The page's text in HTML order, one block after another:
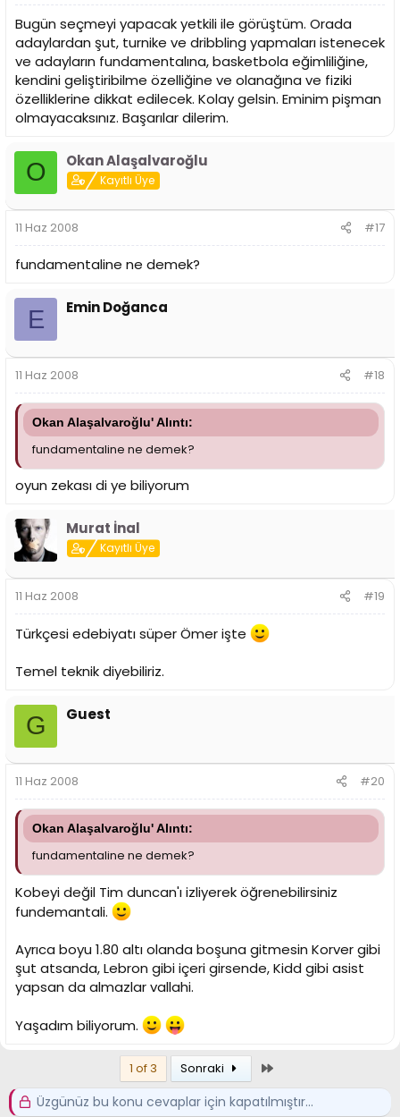
Bugün seçmeyi yapacak yetkili ile görüştüm. Orada
adaylardan şut, turnike ve dribbling yapmaları istenecek
ve adayların fundamentalına, basketbola eğimliliğine,
kendini geliştiribilme özelliğine ve olanağına ve fiziki
özelliklerine dikkat edilecek. Kolay gelsin. Eminim pişman
olmayacaksınız. Başarılar dilerim.
O Okan Alaşalvaroğlu
Kayıtlı Üye
11 Haz 2008 #17
fundamentaline ne demek?
E Emin Doğanca
11 Haz 2008 #18
Okan Alaşalvaroğlu' Alıntı:
fundamentaline ne demek?
oyun zekası di ye biliyorum
Murat İnal
Kayıtlı Üye
11 Haz 2008 #19
Türkçesi edebiyatı süper Ömer işte
Temel teknik diyebiliriz.
G Guest
11 Haz 2008 #20
Okan Alaşalvaroğlu' Alıntı:
fundamentaline ne demek?
Kobeyi değil Tim duncan'ı izliyerek öğrenebilirsiniz
fundemantali.
Ayrıca boyu 1.80 altı olanda boşuna gitmesin Korver gibi
şut atsanda, Lebron gibi içeri girsende, Kidd gibi asist
yapsan da almazlar vallahi.
Yaşadım biliyorum.
1 of 3 Sonraki
Üzgünüz bu konu cevaplar için kapatılmıştır...